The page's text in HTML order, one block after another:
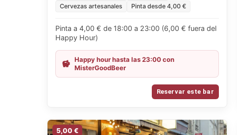
Cervezas artesanales
Pinta desde 4,00 €
Pinta a 4,00 € de 18:00 a 23:00 (6,00 € fuera del
Happy Hour)
Happy hour hasta las 23:00 con
MisterGoodBeer
Reservar este bar
5,00 €